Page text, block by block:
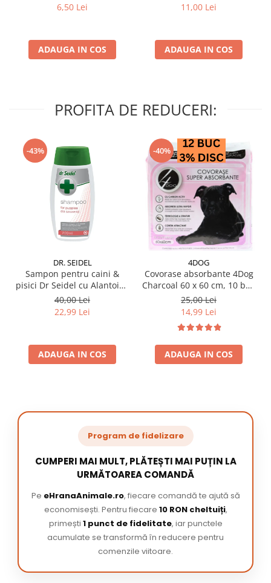
6,50 Lei
ADAUGA IN COS
struguri & nuci 2 buc
11,00 Lei
ADAUGA IN COS
PROFITA DE REDUCERI:
-43%
DR. SEIDEL
Sampon pentru caini &
pisici Dr Seidel cu Alantoina
220 ml
40,00 Lei
22,99 Lei
ADAUGA IN COS
-40%
4DOG
Covorase absorbante 4Dog
Charcoal 60 x 60 cm, 10 buc
/ pachet
25,00 Lei
14,99 Lei
ADAUGA IN COS
Program de fidelizare
CUMPERI MAI MULT, PLĂTEȘTI MAI PUȚIN LA
URMĂTOAREA COMANDĂ
Pe eHranaAnimale.ro, fiecare comandă te ajută să
economisești. Pentru fiecare 10 RON cheltuiți,
primești 1 punct de fidelitate, iar punctele
acumulate se transformă în reducere pentru
comenzile viitoare.